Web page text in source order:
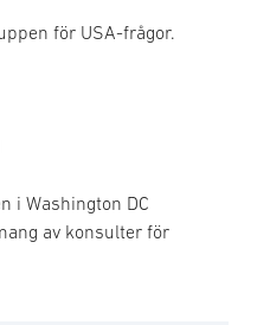
för USA-frågor.
i Washington DC
av konsulter för